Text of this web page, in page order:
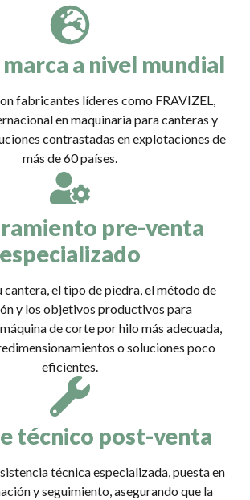
a nivel mundial
fabricantes líderes como FRAVIZEL,
en maquinaria para canteras y
contrastadas en explotaciones de
más de 60 países.
pre-venta
especializado
cantera, el tipo de piedra, el método de
y los objetivos productivos para
de corte por hilo más adecuada,
o soluciones poco
eficientes.
técnico post-venta
técnica especializada, puesta en
y seguimiento, asegurando que la